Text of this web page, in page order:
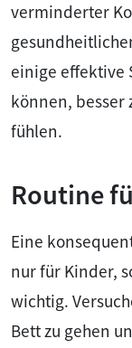
verminderter
einige effektive
können, besser
fühlen.
Routine
Eine
nur für Kinder,
wichtig.
Bett zu gehen